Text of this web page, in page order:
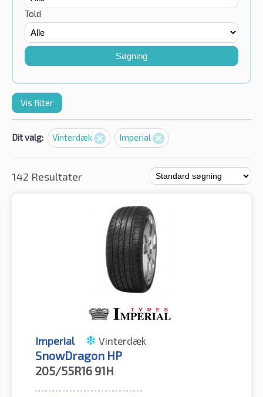
Told
Søgning
Vis filter
Dit valg: Vinterdæk Imperial
142 Resultater
Imperial Vinterdæk
SnowDragon HP
205/55R16 91H